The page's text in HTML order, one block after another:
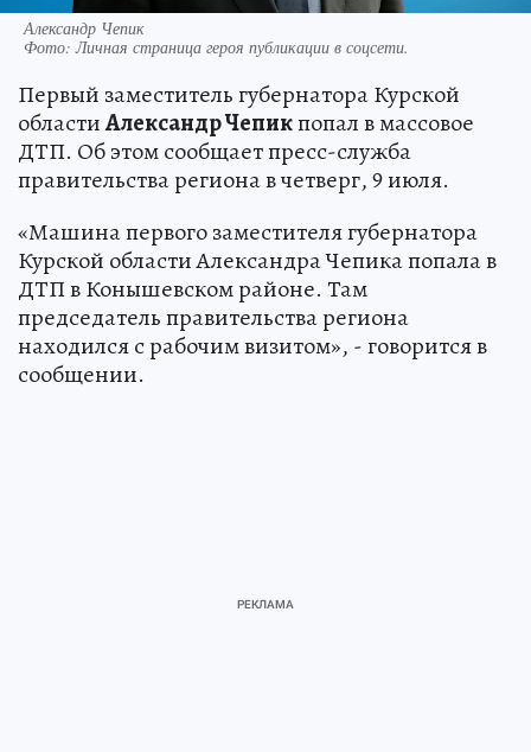
Александр Чепик
Фото:Личная страница героя публикации в соцсети.
Первый заместитель губернатора Курской
областиАлександр Чепикпопал в массовое
ДТП. Об этом сообщает пресс-служба
правительства региона в четверг, 9 июля.
«Машина первого заместителя губернатора
Курской области Александра Чепика попала в
ДТП в Конышевском районе. Там
председатель правительства региона
находился с рабочим визитом», - говорится в
сообщении.